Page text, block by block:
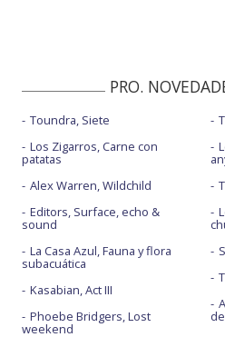
PRO.
Toundra, Siete
Los Zigarros, Carne con
patatas
Alex Warren, Wildchild
Editors, Surface, echo &
sound
La Casa Azul, Fauna y flora
subacuática
Kasabian, Act III
Phoebe Bridgers, Lost
weekend